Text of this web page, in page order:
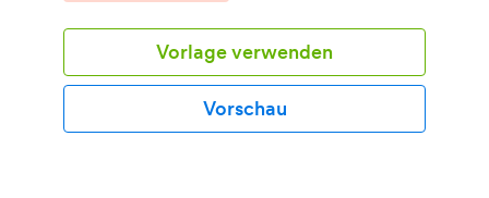
Vorlage verwenden
Vorschau